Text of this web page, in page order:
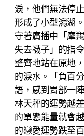
淚，他們無法停
形成了小型潟湖
守著廣播中「摩
失去襪子」的指
整齊地站在原地
的淚水。「負百
語，感到胃部一
林天秤的運勢越
的單戀能量就會
的戀愛運勢跌至